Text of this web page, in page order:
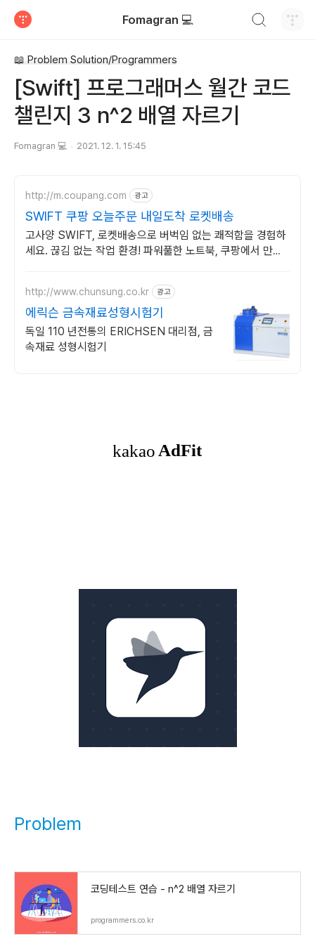
Fomagran 💻
📖 Problem Solution/Programmers
[Swift] 프로그래머스 월간 코드
챌린지 3 n^2 배열 자르기
Fomagran 💻 2021. 12. 1. 15:45
http://m.coupang.com 광고
SWIFT 쿠팡 오늘주문 내일도착 로켓배송
고사양 SWIFT, 로켓배송으로 버벅임 없는 쾌적함을 경험하
세요. 끊김 없는 작업 환경! 파워풀한 노트북, 쿠팡에서 만나
http://www.chunsung.co.kr 광고
에릭슨 금속재료성형시험기
독일 110 년전통의 ERICHSEN 대리점, 금
속재료 성형시험기
Problem
코딩테스트 연습 - n^2 배열 자르기
programmers.co.kr